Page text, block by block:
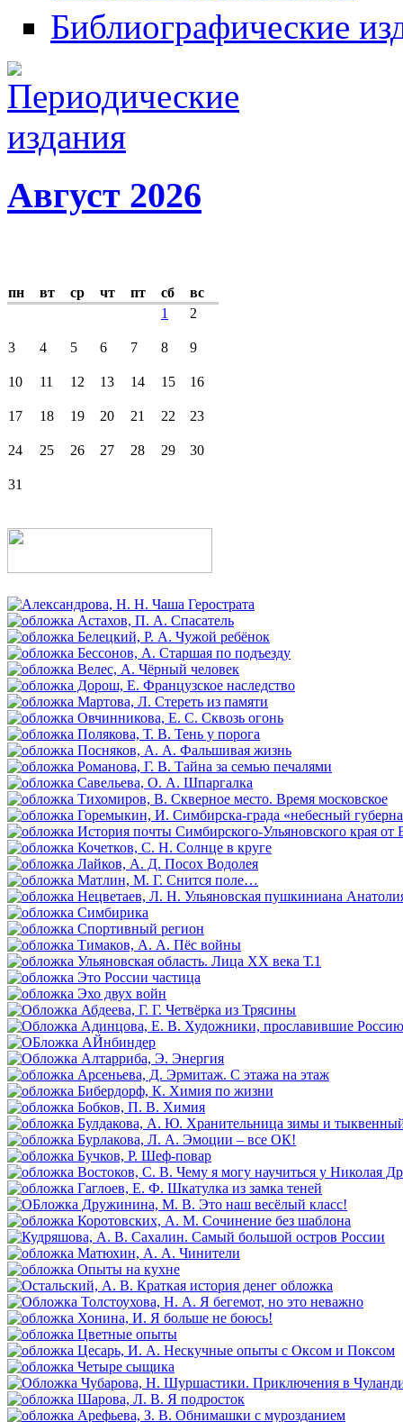
Библиографические
Август 2026
пн вт ср чт пт сб
вс
1
2
3 4 5 6 7 8 9
10 11 12 13 14 15 16
17 18 19 20 21 22 23
24 25 26 27 28 29 30
31